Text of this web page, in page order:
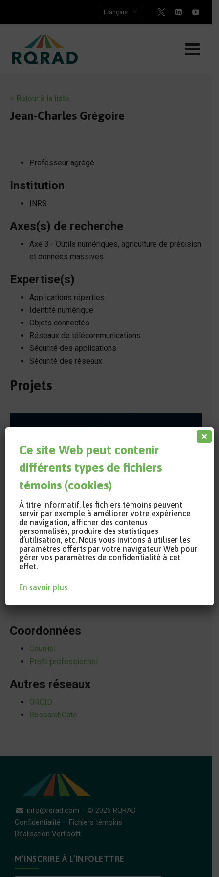
Français
< Retour à la liste
Jean-Charles Grégoire
Professeur agrégé
Institution
INRS
Axes(s) de recherche
Axe 3 - Outils numériques, agriculture de précision
et données massives
Expertise(s)
Applications réparties
Identité numérique
Objets connectés
Réseaux de télécommunications
Sécurité des applications
Sécurité des réseaux
Projets
Coordonnées
Courriel
Profil professionnel
Autres réseaux
ORCID
ResearchGate
info@rqrad.com – © 2026 RQRAD
Confidentialité – Fichiers témoins
Réalisation Vertisoft
M’INSCRIRE À L’INFOLETTRE
Ce site Web peut contenir
différents types de fichiers
témoins (cookies)
À titre informatif, les fichiers témoins peuvent
servir par exemple à améliorer votre expérience
de navigation, afficher des contenus
personnalisés, produire des statistiques
d’utilisation, etc. Nous vous invitons à utiliser les
paramètres offerts par votre navigateur Web pour
gérer vos paramètres de confidentialité à cet
effet.
En savoir plus